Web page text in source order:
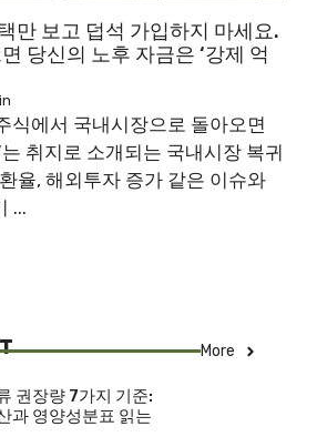
만 보고 덥석 가입하지 마세요.
당신의 노후 자금은 ‘강제 억
식에서 국내시장으로 돌아오면
취지로 소개되는 국내시장 복귀
율, 해외투자 증가 같은 이슈와
...
More
권장량 7가지 기준:
과 영양성분표 읽는